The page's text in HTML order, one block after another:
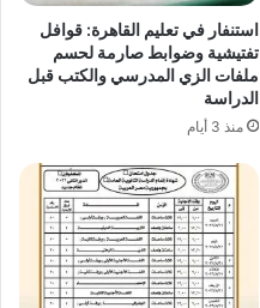
استنفار في تعليم القاهرة: قوافل
تفتيشية وضوابط صارمة لحسم
ملفات الزي المدرسي والكتب قبل
الدراسة
منذ 3 أيام